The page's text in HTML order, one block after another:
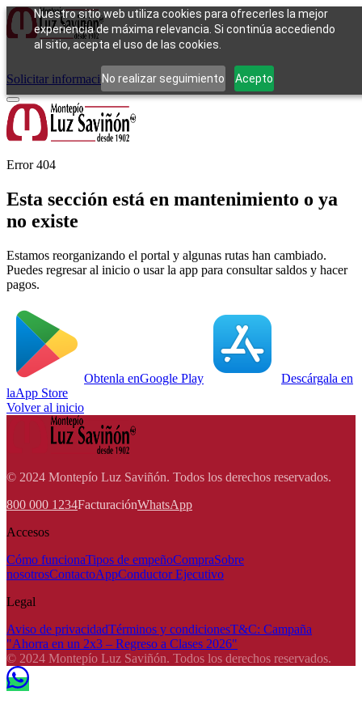
Nuestro sitio web utiliza cookies para ofrecerles la mejor
experiencia de máxima relevancia. Si continúa accediendo
al sitio, acepta el uso de las cookies.
No realizar seguimiento Acepto
Cómo funcionaTipos de empeñoCompraContacto
Solicitar información Iniciar sesión
Error 404
Esta sección está en mantenimiento o ya
no existe
Estamos reorganizando el portal y algunas rutas han cambiado.
Puedes regresar al inicio o usar la app para consultar saldos y hacer
pagos.
Obtenla enGoogle Play
Descárgala en
laApp Store
Volver al inicio
© 2024 Montepío Luz Saviñón. Todos los derechos reservados.
800 000 1234FacturaciónWhatsApp
Accesos
Cómo funcionaTipos de empeñoCompraSobre
nosotrosContactoAppConductor Ejecutivo
Legal
Aviso de privacidadTérminos y condicionesT&C: Campaña
"Ahorra en un 2x3 – Regreso a Clases 2026"
© 2024 Montepío Luz Saviñón. Todos los derechos reservados.